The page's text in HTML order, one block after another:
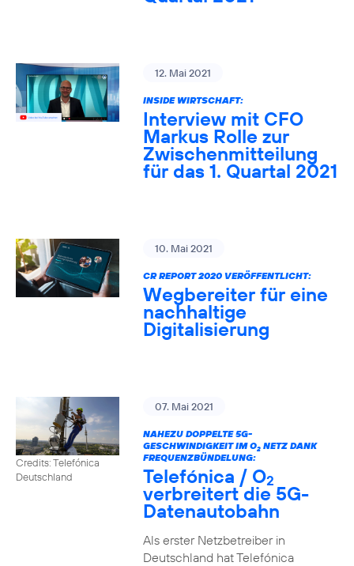
12. Mai 2021
INSIDE WIRTSCHAFT:
Interview mit CFO
Markus Rolle zur
Zwischenmitteilung
für das 1. Quartal 2021
10. Mai 2021
CR REPORT 2020 VERÖFFENTLICHT:
Wegbereiter für eine
nachhaltige
Digitalisierung
Credits: Telefónica
Deutschland
07. Mai 2021
NAHEZU DOPPELTE 5G-
GESCHWINDIGKEIT IM O2NETZ DANK
FREQUENZBÜNDELUNG:
Telefónica / O2
verbreitert die 5G-
Datenautobahn
Als erster Netzbetreiber in
Deutschland hat Telefónica